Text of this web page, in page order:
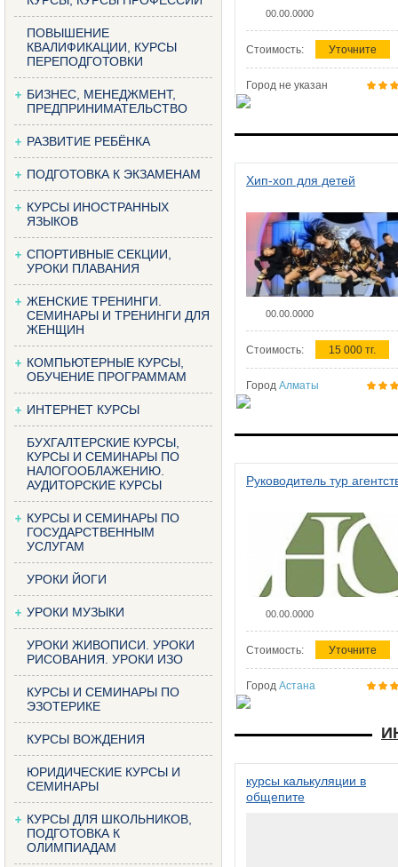
ПОВЫШЕНИЕ
КВАЛИФИКАЦИИ, КУРСЫ
ПЕРЕПОДГОТОВКИ
БИЗНЕС, МЕНЕДЖМЕНТ,
ПРЕДПРИНИМАТЕЛЬСТВО
РАЗВИТИЕ РЕБЁНКА
ПОДГОТОВКА К ЭКЗАМЕНАМ
КУРСЫ ИНОСТРАННЫХ
ЯЗЫКОВ
СПОРТИВНЫЕ СЕКЦИИ,
УРОКИ ПЛАВАНИЯ
ЖЕНСКИЕ ТРЕНИНГИ.
СЕМИНАРЫ И ТРЕНИНГИ ДЛЯ
ЖЕНЩИН
КОМПЬЮТЕРНЫЕ КУРСЫ,
ОБУЧЕНИЕ ПРОГРАММАМ
ИНТЕРНЕТ КУРСЫ
БУХГАЛТЕРСКИЕ КУРСЫ,
КУРСЫ И СЕМИНАРЫ ПО
НАЛОГООБЛАЖЕНИЮ.
АУДИТОРСКИЕ КУРСЫ
КУРСЫ И СЕМИНАРЫ ПО
ГОСУДАРСТВЕННЫМ
УСЛУГАМ
УРОКИ ЙОГИ
УРОКИ МУЗЫКИ
УРОКИ ЖИВОПИСИ. УРОКИ
РИСОВАНИЯ. УРОКИ ИЗО
КУРСЫ И СЕМИНАРЫ ПО
ЭЗОТЕРИКЕ
КУРСЫ ВОЖДЕНИЯ
ЮРИДИЧЕСКИЕ КУРСЫ И
СЕМИНАРЫ
КУРСЫ ДЛЯ ШКОЛЬНИКОВ,
ПОДГОТОВКА К
ОЛИМПИАДАМ
00.00.0000
Стоимость: Уточните
Город не указан
Хип-хоп для детей
00.00.0000
Стоимость: 15 000 тг.
Город Алматы
Руководитель тур
00.00.0000
Стоимость: Уточните
Город Астана
курсы калькуляции в
общепите